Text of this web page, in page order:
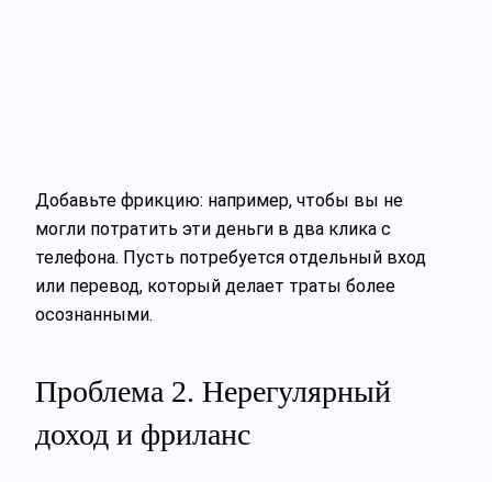
Добавьте фрикцию: например, чтобы вы не
могли потратить эти деньги в два клика с
телефона. Пусть потребуется отдельный вход
или перевод, который делает траты более
осознанными.
Проблема 2. Нерегулярный
доход и фриланс